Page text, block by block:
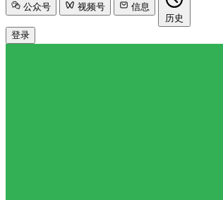
公众号 视频号
信息
历史
登录